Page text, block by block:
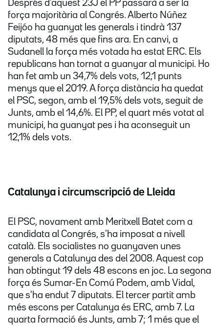
Després d'aquest 23J el PP passarà a ser la
força majoritària al Congrés. Alberto Núñez
Feijóo ha guanyat les generals i tindrà 137
diputats, 48 més que fins ara. En canvi, a
Sudanell la força més votada ha estat ERC. Els
republicans han tornat a guanyar al municipi. Ho
han fet amb un 34,7% dels vots, 12,1 punts
menys que el 2019. A força distància ha quedat
el PSC, segon, amb el 19,5% dels vots, seguit de
Junts, amb el 14,6%. El PP, el quart més votat al
municipi, ha guanyat pes i ha aconseguit un
12,1% dels vots.
Catalunya i circumscripció de Lleida
El PSC, novament amb Meritxell Batet com a
candidata al Congrés, s'ha imposat a nivell
català. Els socialistes no guanyaven unes
generals a Catalunya des del 2008. Aquest cop
han obtingut 19 dels 48 escons en joc. La segona
força és Sumar-En Comú Podem, amb Vidal,
que s'ha endut 7 diputats. El tercer partit amb
més escons per Catalunya és ERC, amb 7. La
quarta formació és Junts, amb 7; 1 més que el